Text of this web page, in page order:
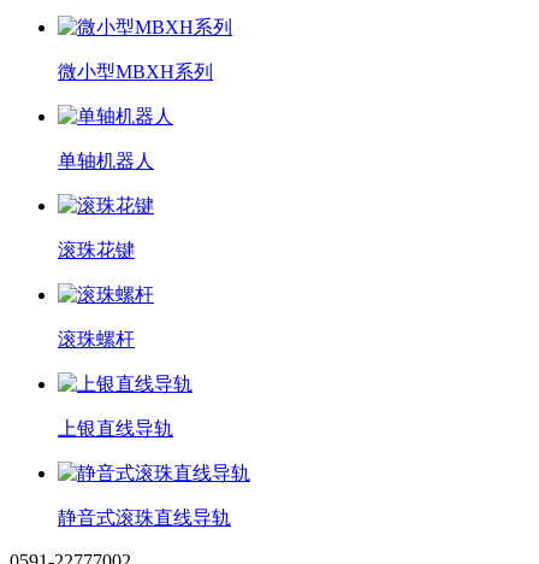
微小型MBXH系列
单轴机器人
滚珠花键
滚珠螺杆
上银直线导轨
静音式滚珠直线导轨